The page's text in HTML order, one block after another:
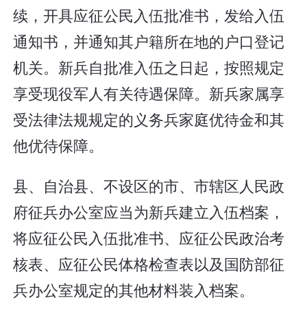
续，开具应征公民入伍批准书，发给入伍
通知书，并通知其户籍所在地的户口登记
机关。新兵自批准入伍之日起，按照规定
享受现役军人有关待遇保障。新兵家属享
受法律法规规定的义务兵家庭优待金和其
他优待保障。
县、自治县、不设区的市、市辖区人民政
府征兵办公室应当为新兵建立入伍档案，
将应征公民入伍批准书、应征公民政治考
核表、应征公民体格检查表以及国防部征
兵办公室规定的其他材料装入档案。